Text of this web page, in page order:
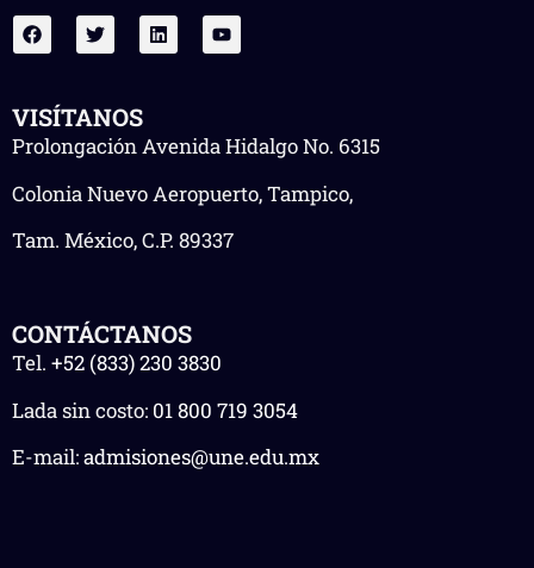
VISÍTANOS
Prolongación Avenida Hidalgo No. 6315
Colonia Nuevo Aeropuerto, Tampico,
Tam. México, C.P. 89337
CONTÁCTANOS
Tel. +52 (833) 230 3830
Lada sin costo: 01 800 719 3054
E-mail:admisiones@une.edu.mx